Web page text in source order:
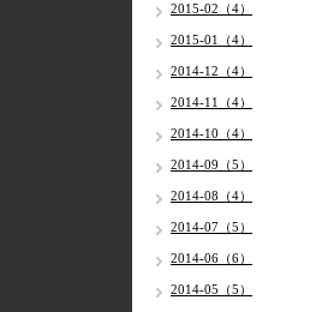
2015-02（4）
2015-01（4）
2014-12（4）
2014-11（4）
2014-10（4）
2014-09（5）
2014-08（4）
2014-07（5）
2014-06（6）
2014-05（5）